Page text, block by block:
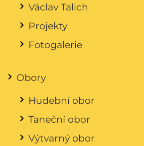
Václav Talich
Projekty
Fotogalerie
Obory
Hudební obor
Taneční obor
Výtvarný obor